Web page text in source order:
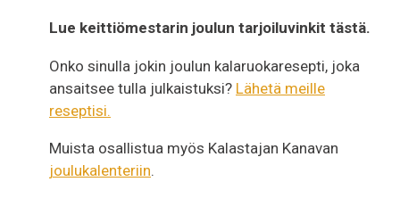
Lue keittiömestarin joulun tarjoiluvinkit tästä.
Onko sinulla jokin joulun kalaruokaresepti, joka
ansaitsee tulla julkaistuksi? Lähetä meille
reseptisi.
Muista osallistua myös Kalastajan Kanavan
joulukalenteriin.